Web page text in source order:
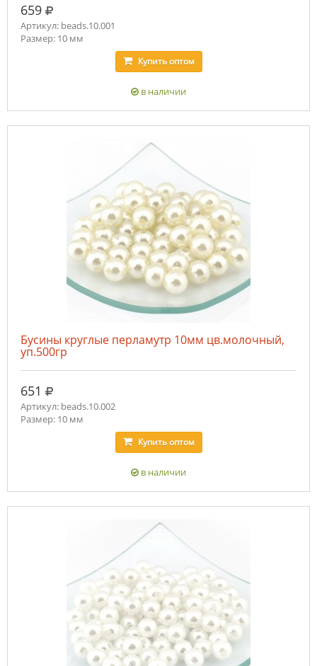
659 руб.
Артикул: beads.10.001
Размер: 10 мм
Купитьоптом
в наличии
Бусины круглые перламутр 10мм цв.молочный,
уп.500гр
651 руб.
Артикул: beads.10.002
Размер: 10 мм
Купитьоптом
в наличии